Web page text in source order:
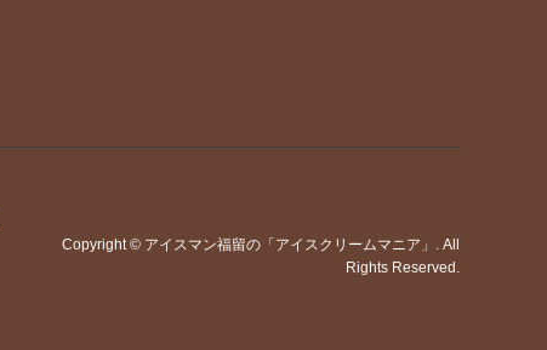
Copyright© アイスマン福留の「アイスクリームマニア」 . All
Rights Reserved.